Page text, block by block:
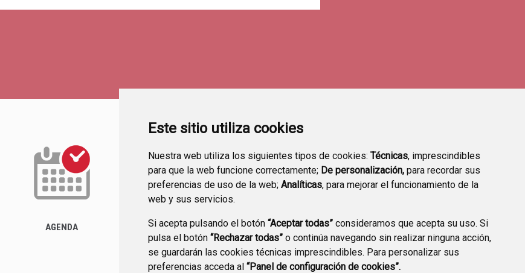
Este sitio utiliza cookies
Nuestra web utiliza los siguientes tipos de cookies: Técnicas, imprescindibles
para que la web funcione correctamente; De personalización, para recordar sus
preferencias de uso de la web; Analíticas, para mejorar el funcionamiento de la
web y sus servicios.
Si acepta pulsando el botón “Aceptar todas” consideramos que acepta su uso. Si
pulsa el botón “Rechazar todas” o continúa navegando sin realizar ninguna acción,
se guardarán las cookies técnicas imprescindibles. Para personalizar sus
preferencias acceda al “Panel de configuración de cookies”.
AGENDA ACTUALIDAD TRANSPARENCIA
ENLACES A TRÁMITES
HABITUALES